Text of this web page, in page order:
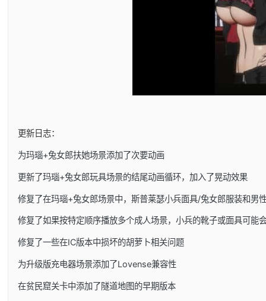
更新日志：
为玛瑙+兔女郎扶她场景添加了次要动画
更新了玛瑙+兔女郎玩具场景的结尾动画循环，加入了晃动效果
修复了在玛瑙+兔女郎场景中，斯普莱瑟小兵面具/兔女郎服装和男
修复了如果按特定顺序播放多个成人场景，小兵的靴子或面具可能
修复了一些在IC版本中损坏的胡萝卜相关问题
为升级版充电器场景添加了Lovense兼容性
在贫民窟关卡中添加了隧道地图的早期版本